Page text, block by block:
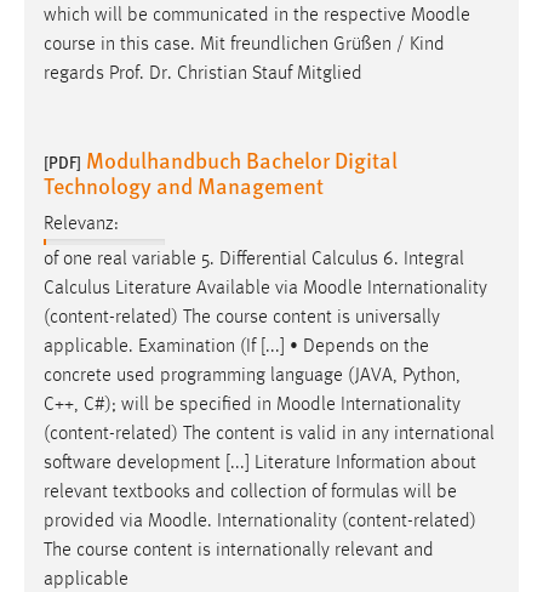
which will be communicated in the respective Moodle
course in this case. Mit freundlichen Grüßen / Kind
regards Prof. Dr. Christian Stauf Mitglied
[PDF] Modulhandbuch Bachelor Digital
Technology and Management
Relevanz:
of one real variable 5. Differential Calculus 6. Integral
Calculus Literature Available via Moodle Internationality
(content-related) The course content is universally
applicable. Examination (If [...] • Depends on the
concrete used programming language (JAVA, Python,
C++, C#); will be specified in Moodle Internationality
(content-related) The content is valid in any international
software development [...] Literature Information about
relevant textbooks and collection of formulas will be
provided via Moodle. Internationality (content-related)
The course content is internationally relevant and
applicable
Cookie Laufzeit:
MibewSessionID, mibew-chat-frame-style-
5e9dbeb1811c0446 = Sitzungslaufzeit, mibew_locale = 3
Login
fe_user, be_user, be_lastLoginProvider
Zweck:
Dieser Cookie ist notwendig um sich an der Website
Cookie Laufzeit:
24 Stunden
STATISTIK
Statistik Cookies erfassen Informationen anonym.
Diese Informationen helfen uns zu verstehen, wie